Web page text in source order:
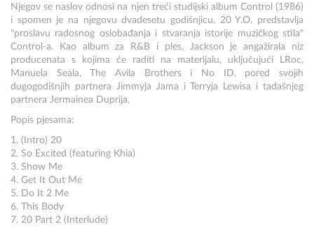
Njegov se naslov odnosi na njen treći studijski album Control (1986)
i spomen je na njegovu dvadesetu godišnjicu. 20 Y.O. predstavlja
"proslavu radosnog oslobađanja i stvaranja istorije muzičkog stila"
Control-a. Kao album za R&B i ples, Jackson je angažirala niz
producenata s kojima će raditi na materijalu, uključujući LRoc,
Manuela Seala, The Avila Brothers i No ID, pored svojih
dugogodišnjih partnera Jimmyja Jama i Terryja Lewisa i tadašnjeg
partnera Jermainea Duprija.
Popis pjesama:
1. (Intro) 20
2. So Excited (featuring Khia)
3. Show Me
4. Get It Out Me
5. Do It 2 Me
6. This Body
7. 20 Part 2 (Interlude)